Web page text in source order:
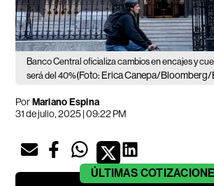
Banco Central oficializa cambios en encajes y
será del 40%(Foto: Erica Canepa/Bloomberg/
PorMariano Espina
31 de julio, 2025 | 09:22 PM
ÚLTIMAS